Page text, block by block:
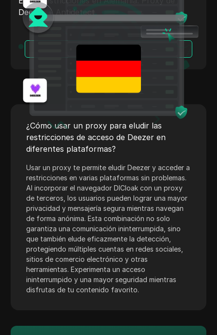
Shopify
Skrill
Snapchat
SoundCloud
Spotify
Cuadrado
Stripe
Taboola
Objetivo
Telegram
TikTok
Anuncios de TikTok
TransferWise
Tumblr
Twitch
Twitter/X
Upwork
Deezer + Antidetect
¿Cómo usar un proxy para eludir las
restricciones de acceso de Deezer en
diferentes plataformas?
Usar un proxy te permite eludir Deezer y acceder a
restricciones en varias plataformas sin problemas.
Al incorporar el navegador DICloak con un proxy
de terceros, los usuarios pueden lograr una mayor
privacidad y mensajería segura mientras navegan
de forma anónima. Esta combinación no solo
garantiza una comunicación ininterrumpida, sino
que también elude eficazmente la detección,
protegiendo múltiples cuentas en redes sociales,
sitios de comercio electrónico y otras
herramientas. Experimenta un acceso
ininterrumpido y una mayor seguridad mientras
disfrutas de tu contenido favorito.